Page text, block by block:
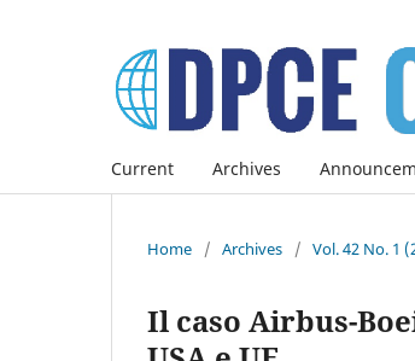
Current Archives
Home / Archives / Vol. 42 No. 1
Il caso Airbus-